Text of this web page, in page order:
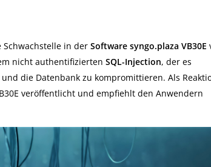
in der Software syngo.plaza VB30E
nicht authentifizierten SQL-Injection, der es
die Datenbank zu kompromittieren. Als
veröffentlicht und empfiehlt den Anwendern